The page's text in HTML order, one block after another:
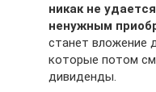
никак не
ненужным
станет вложение
которые потом
дивиденды.